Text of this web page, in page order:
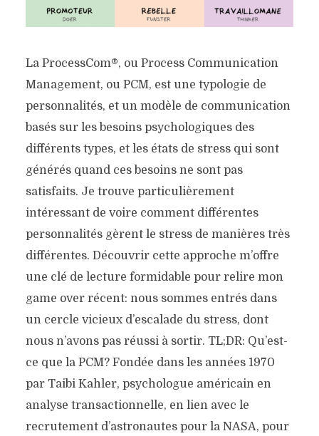
La ProcessCom®, ou Process Communication
Management, ou PCM, est une typologie de
personnalités, et un modèle de communication
basés sur les besoins psychologiques des
différents types, et les états de stress qui sont
générés quand ces besoins ne sont pas
satisfaits. Je trouve particulièrement
intéressant de voire comment différentes
personnalités gèrent le stress de manières très
différentes. Découvrir cette approche m’offre
une clé de lecture formidable pour relire mon
game over récent: nous sommes entrés dans
un cercle vicieux d’escalade du stress, dont
nous n’avons pas réussi à sortir. TL;DR: Qu’est-
ce que la PCM? Fondée dans les années 1970
par Taibi Kahler, psychologue américain en
analyse transactionnelle, en lien avec le
recrutement d’astronautes pour la NASA, pour